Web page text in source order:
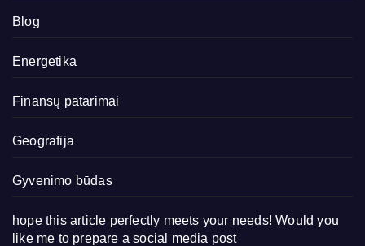
Blog
Energetika
Finansų patarimai
Geografija
Gyvenimo būdas
hope this article perfectly meets your needs! Would you
like me to prepare a social media post